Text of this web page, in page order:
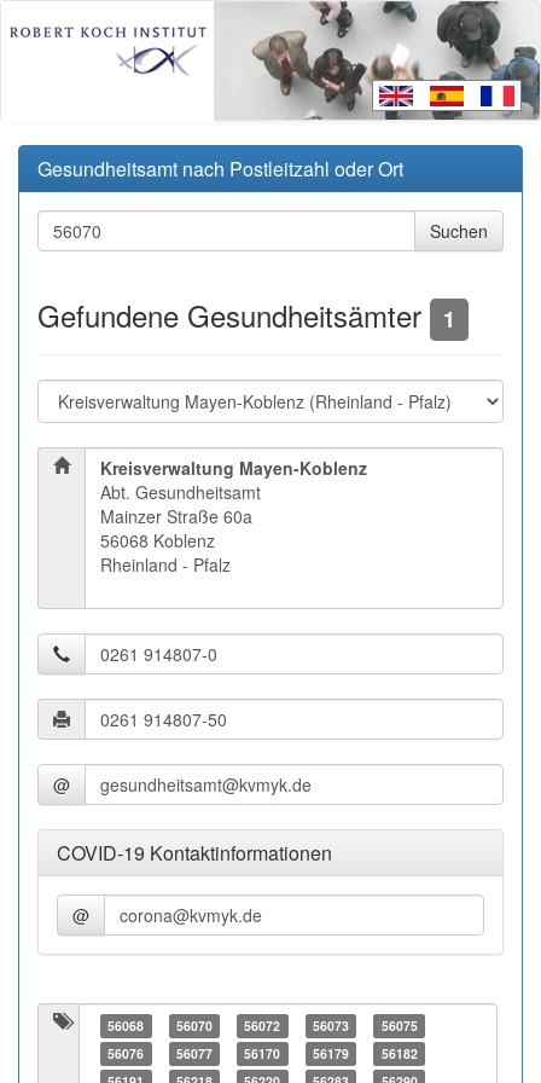
Gesundheitsamt nach Postleitzahl oder Ort
Gefundene Gesundheitsämter 1
Kreisverwaltung Mayen-Koblenz
Abt. Gesundheitsamt
Mainzer Straße 60a
56068 Koblenz
Rheinland - Pfalz
@
COVID-19 Kontaktinformationen
@
56068 56070 56072 56073
56075
56076
56077 56170 56179
56182